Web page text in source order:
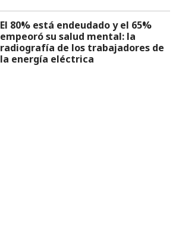
El 80% está endeudado y el 65%
empeoró su salud mental: la
radiografía de los trabajadores de
la energía eléctrica